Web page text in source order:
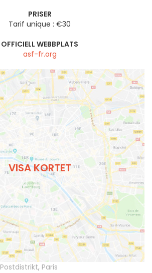
PRISER
Tarif unique : €30
OFFICIELL WEBBPLATS
asf-fr.org
VISA KORTET
Postdistrikt, Paris